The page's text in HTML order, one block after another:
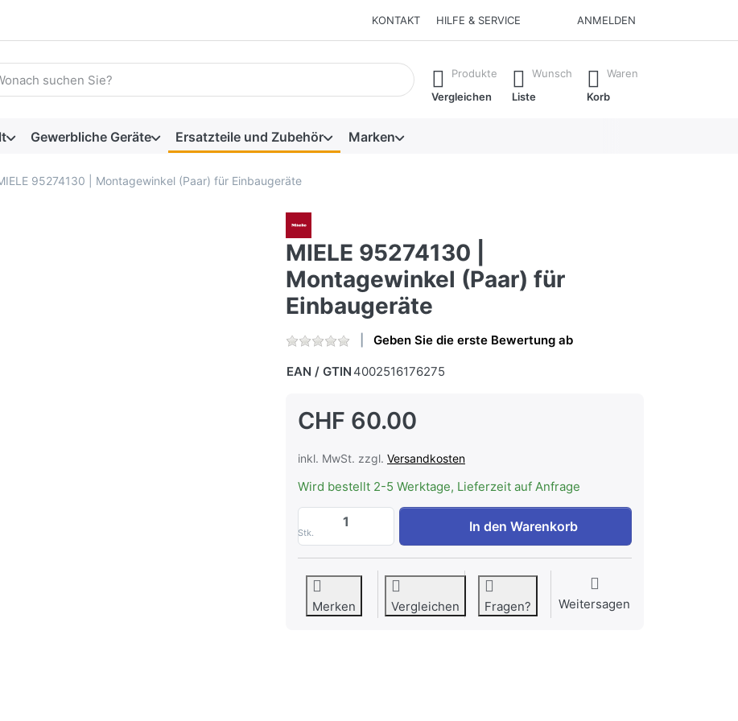
KONTAKT HILFE & SERVICE ANMELDEN
einen Suchbegriff ein. Während Sie tippen, erscheinen automatisch erste Ergebnisse. Drücken Sie die Eingabetaste, um alle
Produkte
Vergleichen
Wunsch
Liste
Waren
Korb
Gewerbliche Geräte Ersatzteile und Zubehör Marken
95274130 | Montagewinkel (Paar) für Einbaugeräte
MIELE 95274130 |
Montagewinkel (Paar) für
Einbaugeräte
Geben Sie die erste Bewertung ab
EAN / GTIN 4002516176275
CHF 60.00
inkl. MwSt. zzgl. Versandkosten
Wird bestellt 2-5 Werktage, Lieferzeit auf Anfrage
Stk.
MIELE 95274130 | Montagewinkel (Paar) für Einbaugeräte
In den Warenkorb
Merken Vergleichen Fragen? Weitersagen